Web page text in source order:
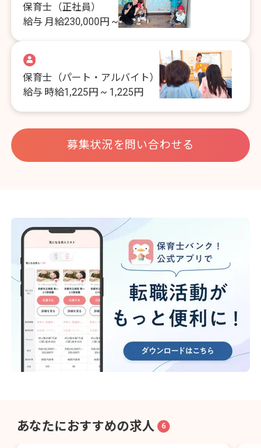
保育士 （正社員）
給与 月給230,000円 ~
保育士 （パート・アルバイト）
給与 時給1,225円 ~ 1,225円
募集状況を問い合わせる
あなたにおすすめの求人 6